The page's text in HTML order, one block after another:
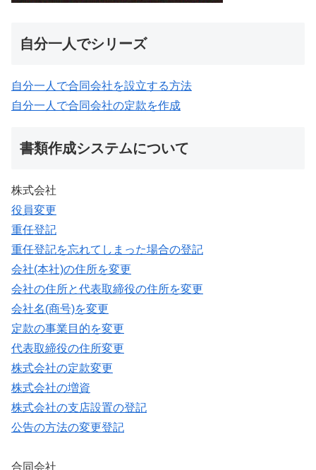
自分一人でシリーズ
自分一人で合同会社を設立する方法
自分一人で合同会社の定款を作成
書類作成システムについて
株式会社
役員変更
重任登記
重任登記を忘れてしまった場合の登記
会社(本社)の住所を変更
会社の住所と代表取締役の住所を変更
会社名(商号)を変更
定款の事業目的を変更
代表取締役の住所変更
株式会社の定款変更
株式会社の増資
株式会社の支店設置の登記
公告の方法の変更登記
合同会社